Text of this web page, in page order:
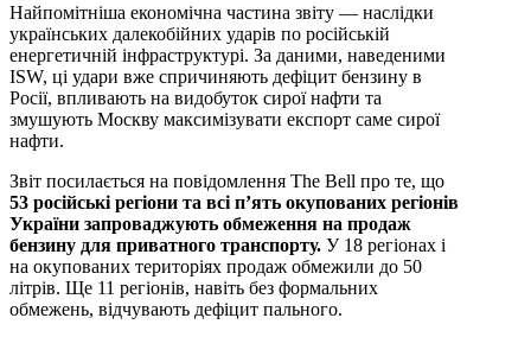
Найпомітніша економічна частина звіту — наслідки
українських далекобійних ударів по російській
енергетичній інфраструктурі. За даними, наведеними
ISW, ці удари вже спричиняють дефіцит бензину в
Росії, впливають на видобуток сирої нафти та
змушують Москву максимізувати експорт саме сирої
нафти.
Звіт посилається на повідомлення The Bell про те, що
53 російські регіони та всі п’ять окупованих регіонів
України запроваджують обмеження на продаж
бензину для приватного транспорту. У 18 регіонах і
на окупованих територіях продаж обмежили до 50
літрів. Ще 11 регіонів, навіть без формальних
обмежень, відчувають дефіцит пального.